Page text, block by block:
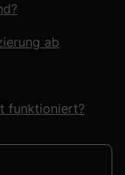
ab
funktioniert?